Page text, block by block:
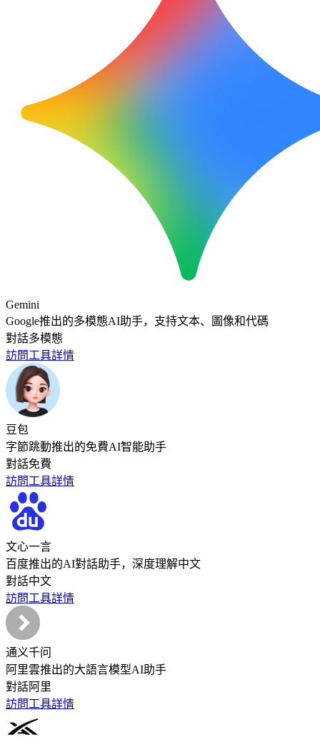
Gemini
Google推出的多模態AI助手，支持文本、圖像和代碼
對話多模態
訪問工具詳情
豆包
字節跳動推出的免費AI智能助手
對話免費
訪問工具詳情
文心一言
百度推出的AI對話助手，深度理解中文
對話中文
訪問工具詳情
通义千问
阿里雲推出的大語言模型AI助手
對話阿里
訪問工具詳情